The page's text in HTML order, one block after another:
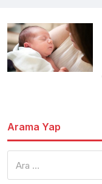
Arama Yap